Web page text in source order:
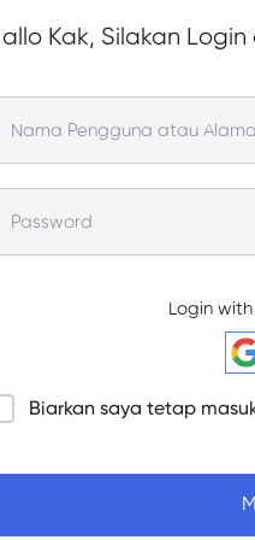
Kak, Silakan Login
Login
Biarkan saya tetap